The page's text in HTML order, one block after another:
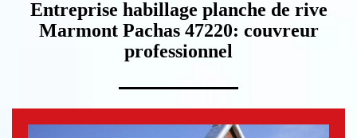
Entreprise habillage planche de rive
Marmont Pachas 47220: couvreur
professionnel